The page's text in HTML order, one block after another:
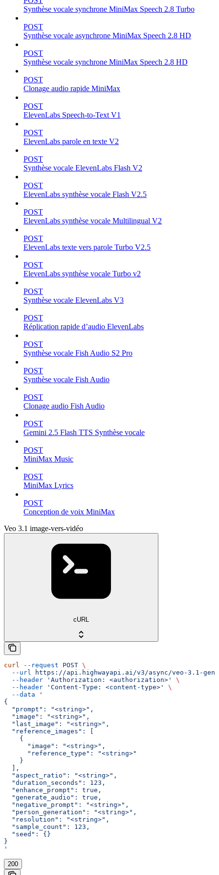
Synthèse vocale synchrone MiniMax Speech 2.8 Turbo
POST
Synthèse vocale asynchrone MiniMax Speech 2.8 HD
POST
Synthèse vocale synchrone MiniMax Speech 2.8 HD
POST
Clonage audio rapide MiniMax
POST
ElevenLabs Speech-to-Text V1
POST
ElevenLabs parole en texte V2
POST
Synthèse vocale ElevenLabs Flash V2
POST
ElevenLabs synthèse vocale Flash V2.5
POST
ElevenLabs synthèse vocale Multilingual V2
POST
ElevenLabs texte vers parole Turbo V2.5
POST
ElevenLabs synthèse vocale Turbo v2
POST
Synthèse vocale ElevenLabs V3
POST
Réplication rapide d’audio ElevenLabs
POST
Synthèse vocale Fish Audio S2 Pro
POST
Synthèse vocale Fish Audio
POST
Clonage audio Fish Audio
POST
Gemini 2.5 Flash TTS Synthèse vocale
POST
MiniMax Music
POST
MiniMax Lyrics
POST
Conception de voix MiniMax
Veo 3.1 image-vers-vidéo
cURL
curl --request POST \
  --url
https://api.highwayapi.ai/v3/async/veo-3.1-
  --header
'Authorization: <authorization>'
\
  --header
'Content-Type: <content-type>'
\
  --data
'
{
  "prompt": "<string>",
  "image": "<string>",
  "last_image": "<string>",
  "reference_images": [
    {
      "image": "<string>",
      "reference_type": "<string>"
    }
  ],
  "aspect_ratio": "<string>",
  "duration_seconds": 123,
  "enhance_prompt": true,
  "generate_audio": true,
  "negative_prompt": "<string>",
  "person_generation": "<string>",
  "resolution": "<string>",
  "sample_count": 123,
  "seed": {}
}
'
200